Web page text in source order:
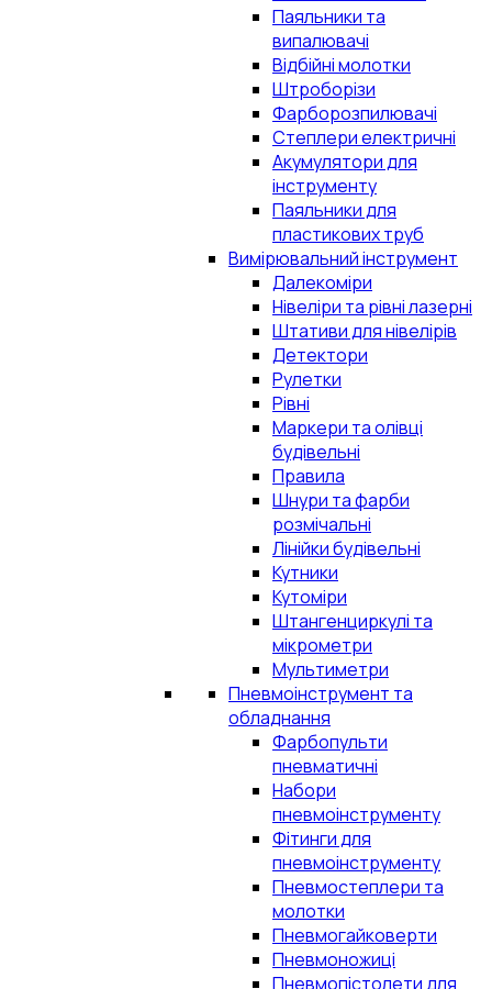
Паяльники та
випалювачі
Відбійні молотки
Штроборізи
Фарборозпилювачі
Степлери електричні
Акумулятори для
інструменту
Паяльники для
пластикових труб
Вимірювальний інструмент
Далекоміри
Нівеліри та рівні лазерні
Штативи для нівелірів
Детектори
Рулетки
Рівні
Маркери та олівці
будівельні
Правила
Шнури та фарби
розмічальні
Лінійки будівельні
Кутники
Кутоміри
Штангенциркулі та
мікрометри
Мультиметри
Пневмоінструмент та
обладнання
Фарбопульти
пневматичні
Набори
пневмоінструменту
Фітинги для
пневмоінструменту
Пневмостеплери та
молотки
Пневмогайковерти
Пневмоножиці
Пневмопістолети для